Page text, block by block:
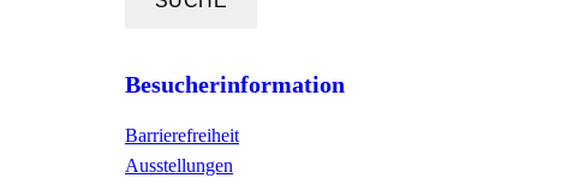
Besucherinformation
Barrierefreiheit
Ausstellungen